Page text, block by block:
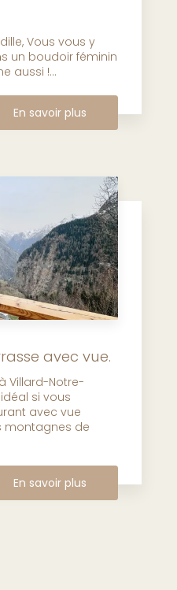
Vous vous y
un boudoir féminin
aussi !...
En savoir plus
avec vue.
Villard-Notre-
si vous
avec vue
montagnes de
En savoir plus